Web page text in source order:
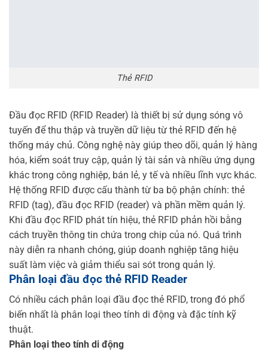
Thẻ RFID
Đầu đọc RFID (RFID Reader) là thiết bị sử dụng sóng vô
tuyến để thu thập và truyền dữ liệu từ thẻ RFID đến hệ
thống máy chủ. Công nghệ này giúp theo dõi, quản lý hàng
hóa, kiểm soát truy cập, quản lý tài sản và nhiều ứng dụng
khác trong công nghiệp, bán lẻ, y tế và nhiều lĩnh vực khác.
Hệ thống RFID được cấu thành từ ba bộ phận chính: thẻ
RFID (tag), đầu đọc RFID (reader) và phần mềm quản lý.
Khi đầu đọc RFID phát tín hiệu, thẻ RFID phản hồi bằng
cách truyền thông tin chứa trong chip của nó. Quá trình
này diễn ra nhanh chóng, giúp doanh nghiệp tăng hiệu
suất làm việc và giảm thiểu sai sót trong quản lý.
Phân loại đầu đọc thẻ RFID Reader
Có nhiều cách phân loại đầu đọc thẻ RFID, trong đó phổ
biến nhất là phân loại theo tính di động và đặc tính kỹ
thuật.
Phân loại theo tính di động